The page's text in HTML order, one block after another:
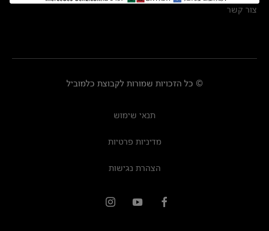
צור קשר
© כל הזכויות שמורות לקבוצת כלמוביל
תנאי שימוש
מדיניות פרטיות
הצהרת נגישות